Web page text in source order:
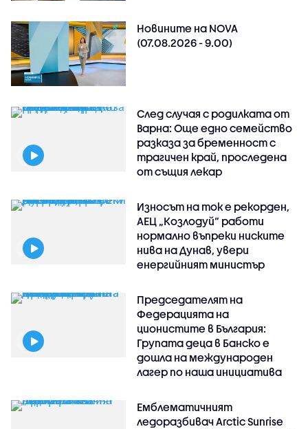
Новините на NOVA
(07.08.2026 - 9.00)
След случая с родилката от
Варна: Още едно семейство
разказа за бременност с
трагичен край, проследена
от същия лекар
Износът на ток е рекорден,
АЕЦ „Козлодуй“ работи
нормално въпреки ниските
нива на Дунав, увери
енергийният министър
Председателят на
Федерацията на
ционистите в България:
Групата деца в Банско е
дошла на международен
лагер по наша инициатива
Емблематичният
ледоразбивач Arctic Sunrise